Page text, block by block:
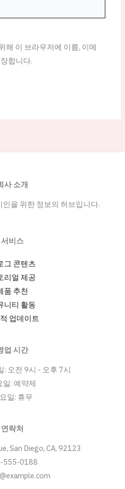
해 이 브라우저에 이름, 이메
합니다.
사 소개
을 위한 정보의 허브입니다.
서비스
그 콘텐츠
리얼 제공
품 추천
니티 활동
업데이트
업 시간
: 오전 9시 - 오후 7시
일: 예약제
일: 휴무
연락처
San Diego, CA, 92123
555-0188